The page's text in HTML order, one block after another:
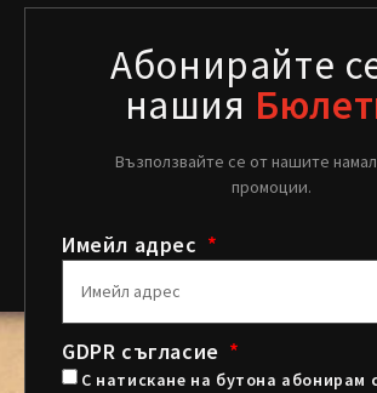
Абонирайте
нашия
Възползвайте се от нашите
промоции.
Имейл адрес
GDPR съгласие
С натискане на бутона абонирам